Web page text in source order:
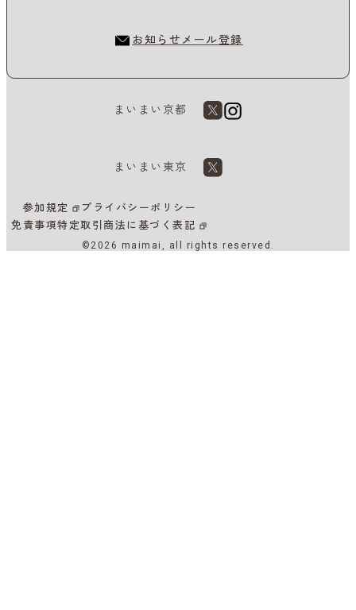
お知らせメール登録
まいまい京都
まいまい東京
参加規定
プライバシーポリシー
免責事項特定取引商法に基づく表記
©2026 maimai, all rights reserved.